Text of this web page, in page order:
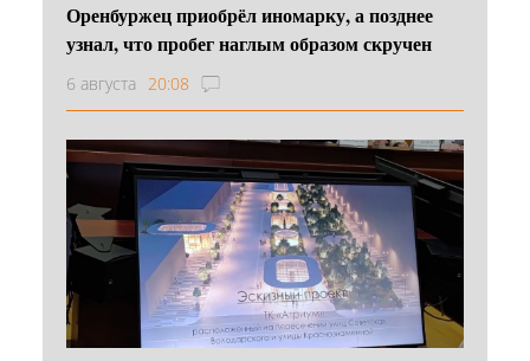
Оренбуржец приобрёл иномарку, а позднее
узнал, что пробег наглым образом скручен
6 августа 20:08